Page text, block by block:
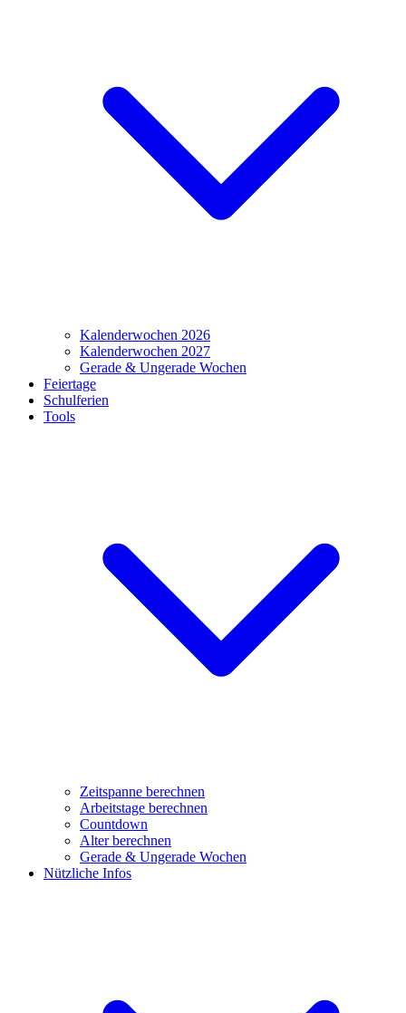
Kalenderwochen 2026
Kalenderwochen 2027
Gerade & Ungerade Wochen
Feiertage
Schulferien
Tools
Zeitspanne berechnen
Arbeitstage berechnen
Countdown
Alter berechnen
Gerade & Ungerade Wochen
Nützliche Infos